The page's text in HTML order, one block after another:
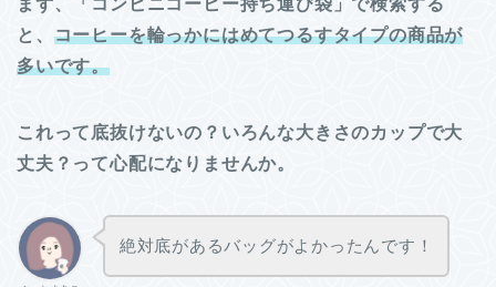
と、 コーヒーを輪っかにはめてつるすタイプの商品が
多いです。
これって底抜けないの？いろんな大きさのカップで大
丈夫？って心配になりませんか。
絶対底があるバッグがよかったんです！